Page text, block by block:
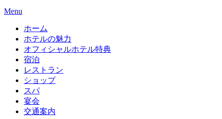
Menu
ホーム
ホテルの魅力
オフィシャルホテル特典
宿泊
レストラン
ショップ
スパ
宴会
交通案内